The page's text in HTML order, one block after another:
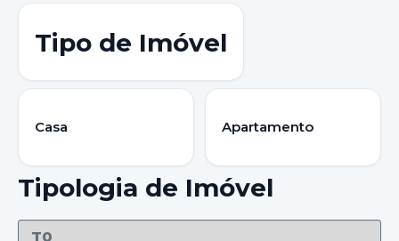
Tipo de Imóvel
Casa Apartamento
Tipologia de Imóvel